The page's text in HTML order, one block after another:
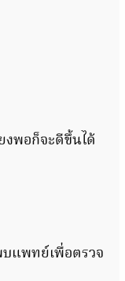
งพอก็จะดีขึ้นได้
บแพทย์เพื่อตรวจ